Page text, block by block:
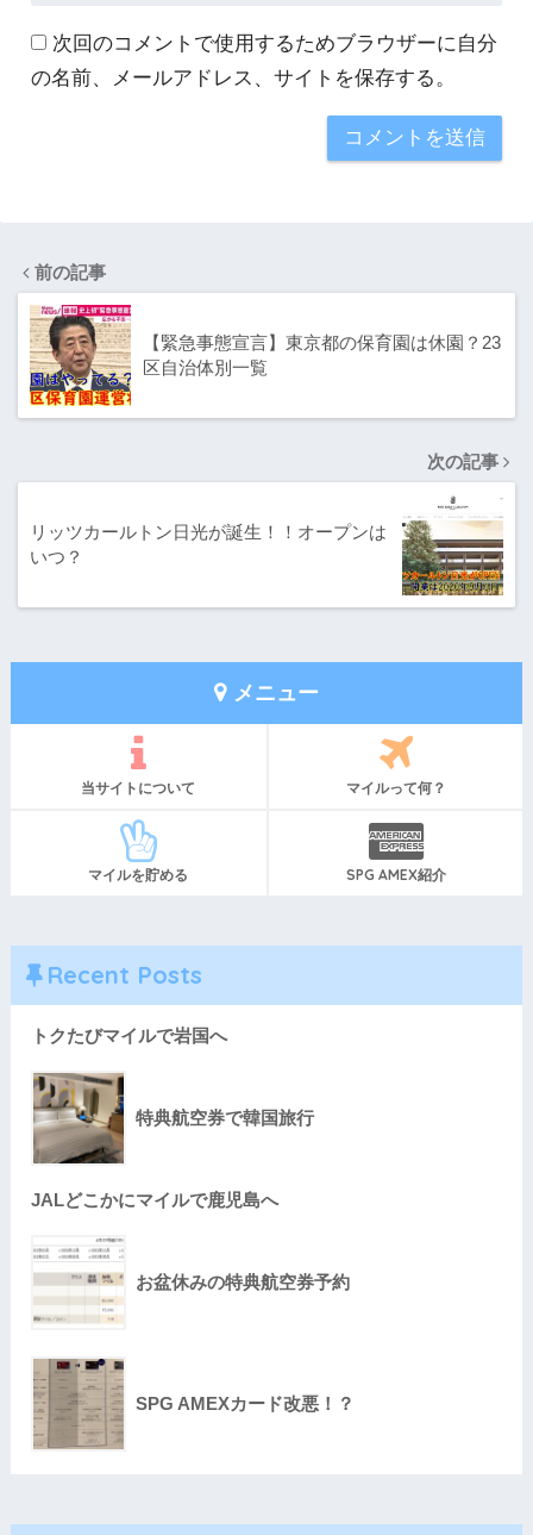
次回のコメントで使用するためブラウザーに自分
の名前、メールアドレス、サイトを保存する。
前の記事
【緊急事態宣言】東京都の保育園は休園？23
区自治体別一覧
次の記事
リッツカールトン日光が誕生！！オープンは
いつ？
メニュー
当サイトについて マイルって何？
マイルを貯める SPG AMEX紹介
Recent Posts
トクたびマイルで岩国へ
特典航空券で韓国旅行
JALどこかにマイルで鹿児島へ
お盆休みの特典航空券予約
SPG AMEXカード改悪！？